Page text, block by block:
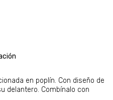
en poplín. Con diseño de
delantero. Combínalo con